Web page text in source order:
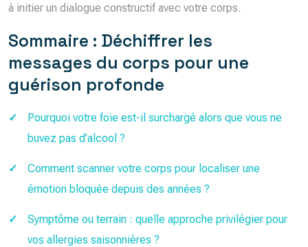
à initier un dialogue constructif avec votre corps.
Sommaire : Déchiffrer les
messages du corps pour une
guérison profonde
Pourquoi votre foie est-il surchargé alors que vous ne
buvez pas d’alcool ?
Comment scanner votre corps pour localiser une
émotion bloquée depuis des années ?
Symptôme ou terrain : quelle approche privilégier pour
vos allergies saisonnières ?